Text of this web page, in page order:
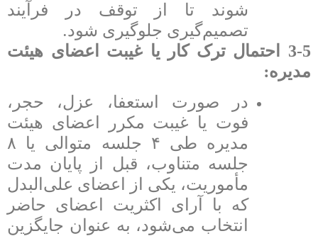
شوند تا از توقف در فرآیند
تصمیم‌گیری جلوگیری شود.
3-5 احتمال ترک کار یا غیبت اعضای هیئت
مدیره:
در صورت استعفا، عزل، حجر،
فوت یا غیبت مکرر اعضای هیئت
مدیره طی ۴ جلسه متوالی یا ۸
جلسه متناوب، قبل از پایان مدت
مأموریت، یکی از اعضای علی‌البدل
که با آرای اکثریت اعضای حاضر
انتخاب می‌شود، به عنوان جایگزین